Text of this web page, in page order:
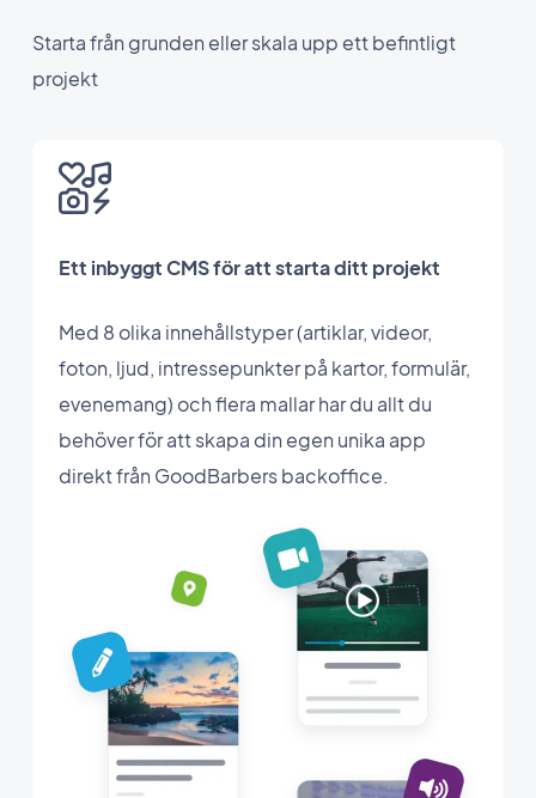
Starta från grunden eller skala upp ett befintligt
projekt
Ett inbyggt CMS för att starta ditt projekt
Med 8 olika innehållstyper (artiklar, videor,
foton, ljud, intressepunkter på kartor, formulär,
evenemang) och flera mallar har du allt du
behöver för att skapa din egen unika app
direkt från GoodBarbers backoffice.